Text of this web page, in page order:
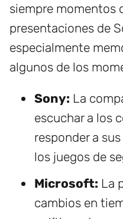
siempre momentos
presentaciones de
especialmente
algunos de los
Sony: La
escuchar a los
responder a
los juegos de
Microsoft: La
cambios en